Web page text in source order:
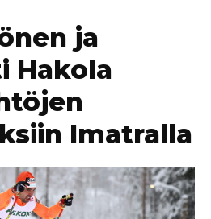
ja
Hakola
Imatralla